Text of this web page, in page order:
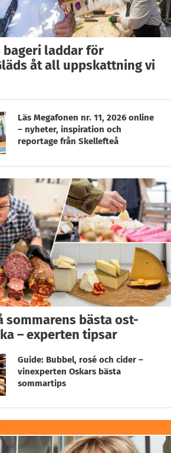
bageri laddar för
åt all uppskattning vi
Läs Megafonen nr. 11, 2026 online
– nyheter, inspiration och
reportage från Skellefteå
sommarens bästa ost-
– experten tipsar
Guide: Bubbel, rosé och cider –
vinexperten Oskars bästa
sommartips